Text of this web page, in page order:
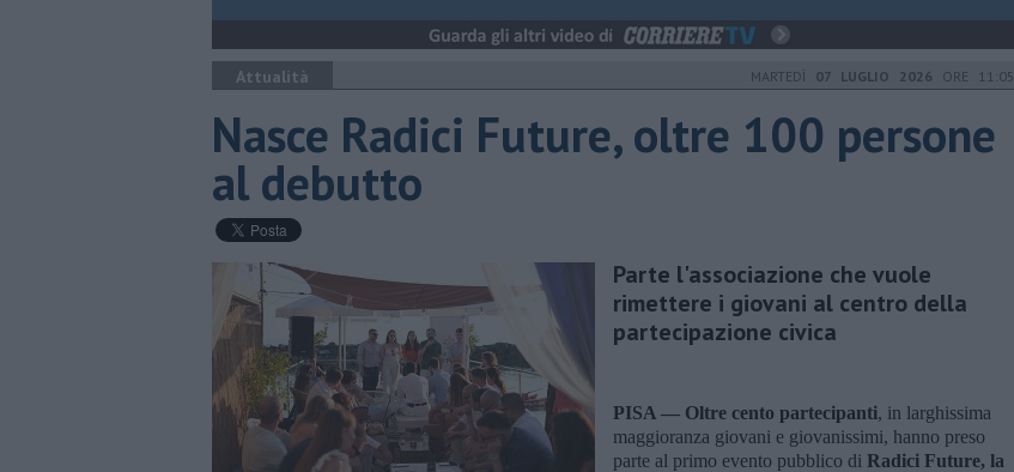
Attualità MARTEDÌ 07 LUGLIO 2026 ORE 11:05
Nasce Radici Future, oltre 100 persone
al debutto
Parte l'associazione che vuole
rimettere i giovani al centro della
partecipazione civica
PISA — Oltre cento partecipanti, in larghissima
maggioranza giovani e giovanissimi, hanno preso
parte al primo evento pubblico di Radici Future, la